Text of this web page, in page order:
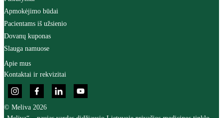
Apmokėjimo būdai
Pacientams iš užsienio
Dovanų kuponas
Slauga namuose
Apie mus
Kontaktai ir rekvizitai
© Meliva 2026